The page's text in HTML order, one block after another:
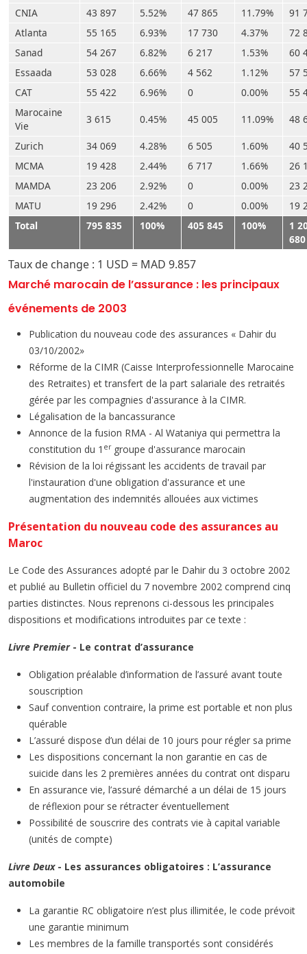
CNIA 43 897 5.52% 47 865 11.79%
91
Atlanta
55 165 6.93% 17 730 4.37%
72
Sanad
54 267 6.82% 6 217 1.53%
60
Essaada
53 028 6.66% 4 562 1.12%
57
CAT
55 422 6.96% 0 0.00%
55
Marocaine
Vie
3 615 0.45% 45 005 11.09% 48
Zurich 34 069 4.28% 6 505 1.60%
40
MCMA
19 428 2.44% 6 717 1.66%
26
MAMDA
23 206 2.92% 0 0.00%
23
MATU
19 296 2.42% 0 0.00%
19
Total
795 835 100% 405 845 100%
1
680
Taux de change : 1 USD = MAD 9.857
Marché marocain de l’assurance : les principaux
événements de 2003
Publication du nouveau code des assurances « Dahir du
03/10/2002»
Réforme de la CIMR (Caisse Interprofessionnelle Marocaine
des Retraites) et transfert de la part salariale des retraités
gérée par les compagnies d'assurance à la CIMR.
Légalisation de la bancassurance
Annonce de la fusion RMA - Al Wataniya qui permettra la
constitution du 1 ergroupe d'assurance marocain
Révision de la loi régissant les accidents de travail par
l'instauration d'une obligation d'assurance et une
augmentation des indemnités allouées aux victimes
Présentation du nouveau code des assurances au
Maroc
Le Code des Assurances adopté par le Dahir du 3 octobre 2002
et publié au Bulletin officiel du 7 novembre 2002 comprend cinq
parties distinctes. Nous reprenons ci-dessous les principales
dispositions et modifications introduites par ce texte :
Livre Premier- Le contrat d’assurance
Obligation préalable d’information de l’assuré avant toute
souscription
Sauf convention contraire, la prime est portable et non plus
quérable
L’assuré dispose d’un délai de 10 jours pour régler sa prime
Les dispositions concernant la non garantie en cas de
suicide dans les 2 premières années du contrat ont disparu
En assurance vie, l’assuré démarché a un délai de 15 jours
de réflexion pour se rétracter éventuellement
Possibilité de souscrire des contrats vie à capital variable
(unités de compte)
Livre Deux- Les assurances obligatoires : L’assurance
automobile
La garantie RC obligatoire n’est plus illimitée, le code prévoit
une garantie minimum
Les membres de la famille transportés sont considérés